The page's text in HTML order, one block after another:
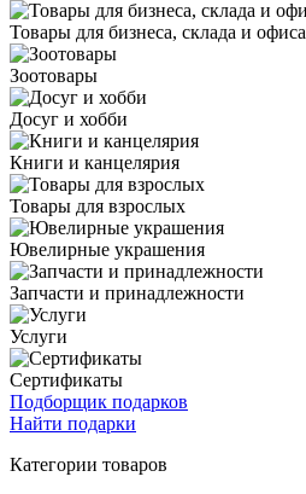
Товары для бизнеса, склада и офиса
Зоотовары
Досуг и хобби
Книги и канцелярия
Товары для взрослых
Ювелирные украшения
Запчасти и принадлежности
Услуги
Сертификаты
Подборщик подарков
Найти подарки
Категории товаров